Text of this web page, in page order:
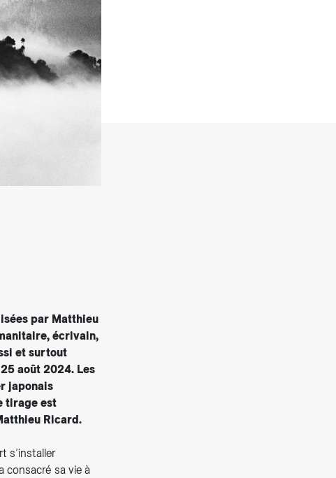
par Matthieu
écrivain,
et surtout
août 2024. Les
japonais
tirage est
Ricard.
s’installer
consacré sa vie à